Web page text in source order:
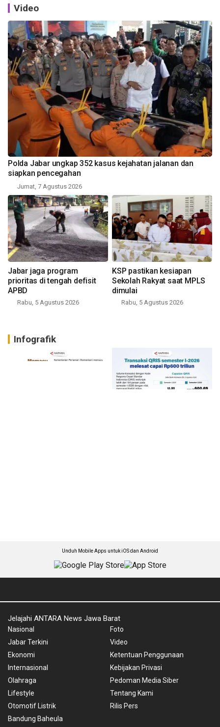
Video
Polda Jabar ungkap 352 kasus kejahatan jalanan dan
siapkan pencegahan
Jumat, 7 Agustus 2026
Jabar jaga program
prioritas di tengah defisit
APBD
Rabu, 5 Agustus 2026
KSP pastikan kesiapan
Sekolah Rakyat saat MPLS
dimulai
Rabu, 5 Agustus 2026
Infografik
Unduh Mobile Apps untuk iOS dan Android
Jelajahi ANTARA News Jawa Barat
Nasional
Jabar Terkini
Ekonomi
Internasional
Olahraga
Lifestyle
Otomotif Listrik
Bandung Baheula
Foto
Video
Ketentuan Penggunaan
Kebijakan Privasi
Pedoman Media Siber
Tentang Kami
Rilis Pers